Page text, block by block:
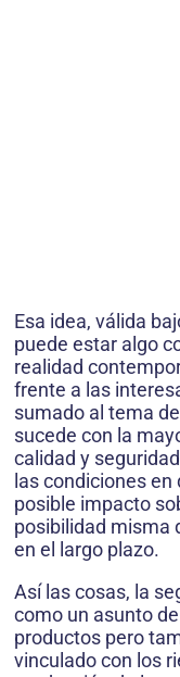
Esa idea, válida
puede estar algo
realidad
frente a las
sumado al tema
sucede con la
calidad y
las condiciones
posible impacto
posibilidad misma
en el largo plazo.
Así las cosas, la
como un asunto
productos pero
vinculado con los